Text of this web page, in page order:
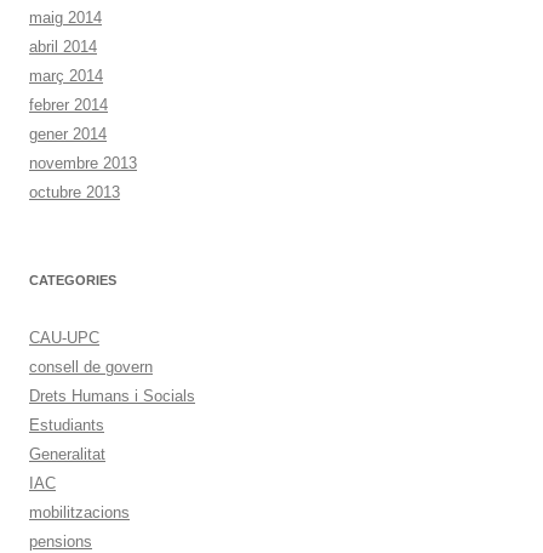
maig 2014
abril 2014
març 2014
febrer 2014
gener 2014
novembre 2013
octubre 2013
CATEGORIES
CAU-UPC
consell de govern
Drets Humans i Socials
Estudiants
Generalitat
IAC
mobilitzacions
pensions